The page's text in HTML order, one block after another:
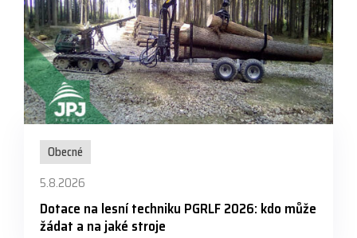
Obecné
5.8.2026
Dotace na lesní techniku PGRLF 2026: kdo může
žádat a na jaké stroje